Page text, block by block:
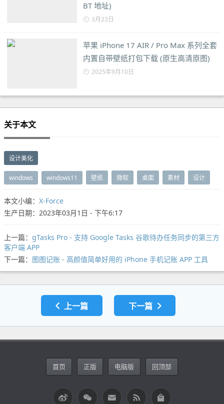
BT 地址)
3月23日
苹果 iPhone 17 AIR / Pro Max 系列全套
内置自带壁纸打包下载 (原生高清原图)
2025年9月10日
关于本文
设计美化
windows windows11 壁纸 微软 桌面 素材 设计
本文小编： X-Force
生产日期：2023年03月1日 - 下午6:17
上一篇： gTasks Pro - 支持 Google Tasks 谷歌待办任务同步的第三方
客户端 APP
下一篇： 图图记账 - 高颜值简单好用的 iPhone 手机记账 APP 工具
上一篇 下一篇
首页 正版 电脑版 回顶部